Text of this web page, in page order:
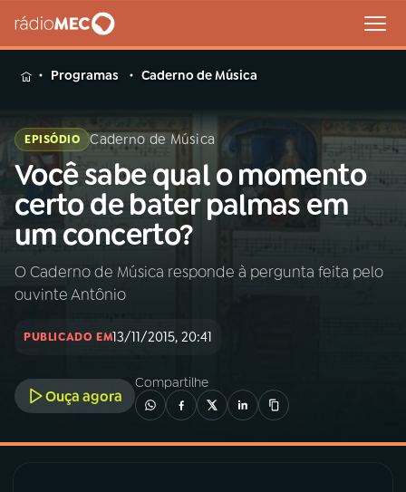
MENU
Buscar
na
Rádio
MEC
Buscar
Início AO VIVO
INÍCIO
A RÁDIO
03PROGRAMAÇÃO
Programas Caderno de Música
EPISÓDIO Caderno de Música
Você sabe qual o momento
certo de bater palmas em
um concerto?
O Caderno de Música responde à pergunta feita pelo
ouvinte Antônio
PUBLICADO EM13/11/2015, 20:41
Ouça agora
Compartilhe